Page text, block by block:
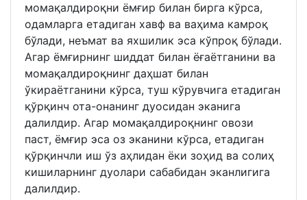
момақалдироқни ёмғир билан бирга кўрса,
одамларга етадиган хавф ва ваҳима камроқ
бўлади, неъмат ва яхшилик эса кўпроқ бўлади.
Агар ёмғирнинг шиддат билан ёғаётганини ва
момақалдироқнинг даҳшат билан
ўкираётганини кўрса, туш кўрувчига етадиган
қўрқинч ота-онанинг дуосидан эканига
далилдир. Агар момақалдироқнинг овози
паст, ёмғир эса оз эканини кўрса, етадиган
қўрқинчли иш ўз аҳлидан ёки зоҳид ва солиҳ
кишиларнинг дуолари сабабидан эканлигига
далилдир.